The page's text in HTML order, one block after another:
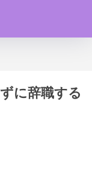
に辞職する